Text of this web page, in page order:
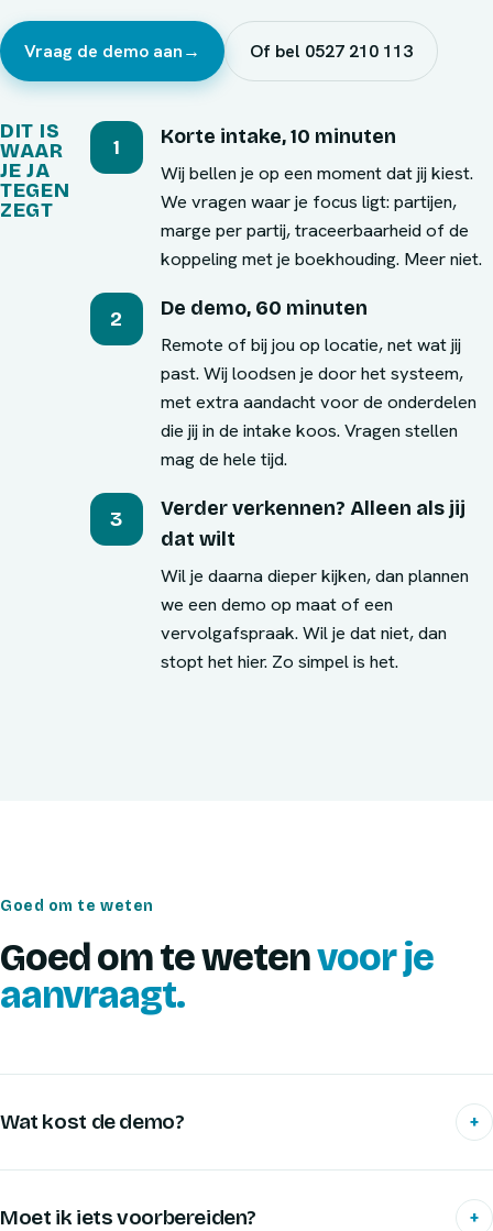
Vraag de demo aan→ Of bel 0527 210 113
DIT IS
WAAR
JE JA
TEGEN
ZEGT
1
Korte intake, 10 minuten
Wij bellen je op een moment dat jij kiest.
We vragen waar je focus ligt: partijen,
marge per partij, traceerbaarheid of de
koppeling met je boekhouding. Meer niet.
2
De demo, 60 minuten
Remote of bij jou op locatie, net wat jij
past. Wij loodsen je door het systeem,
met extra aandacht voor de onderdelen
die jij in de intake koos. Vragen stellen
mag de hele tijd.
3
Verder verkennen? Alleen als jij
dat wilt
Wil je daarna dieper kijken, dan plannen
we een demo op maat of een
vervolgafspraak. Wil je dat niet, dan
stopt het hier. Zo simpel is het.
Goed om te weten
Goed om te wetenvoor je
aanvraagt.
Wat kost de demo? +
Moet ik iets voorbereiden? +